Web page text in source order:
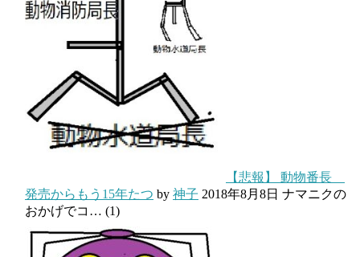
【悲報】 動物番長
発売からもう15年たつ by 神子 2018年8月8日 ナマニクの
おかげでコ… (1)